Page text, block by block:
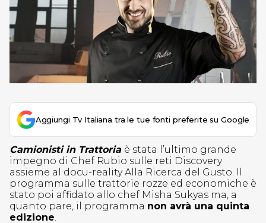
Aggiungi Tv Italiana tra le tue fonti preferite su Google
Camionisti in Trattoria è stata l’ultimo grande
impegno di Chef Rubio sulle reti Discovery
assieme al docu-reality Alla Ricerca del Gusto. Il
programma sulle trattorie rozze ed economiche è
stato poi affidato allo chef Misha Sukyas ma, a
quanto pare, il programma non avrà una quinta
edizione.